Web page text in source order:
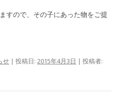
すので、その子にあった物をご提
せ | 投稿日: 2015年4月3日 | 投稿者: